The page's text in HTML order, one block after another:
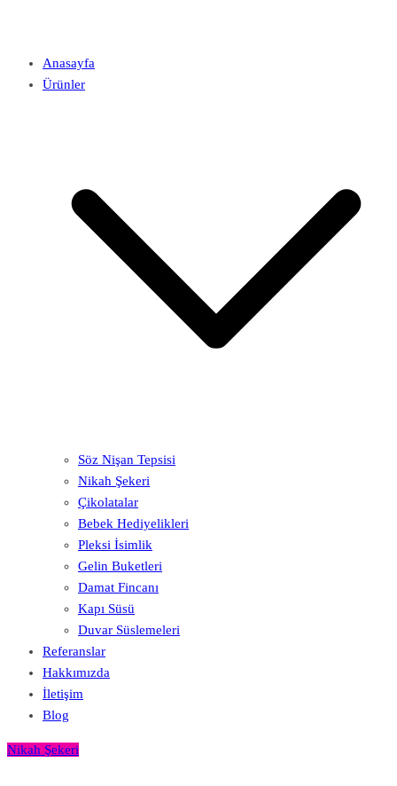
Anasayfa
Ürünler
Söz Nişan Tepsisi
Nikah Şekeri
Çikolatalar
Bebek Hediyelikleri
Pleksi İsimlik
Gelin Buketleri
Damat Fincanı
Kapı Süsü
Duvar Süslemeleri
Referanslar
Hakkımızda
İletişim
Blog
Nikah Şekeri